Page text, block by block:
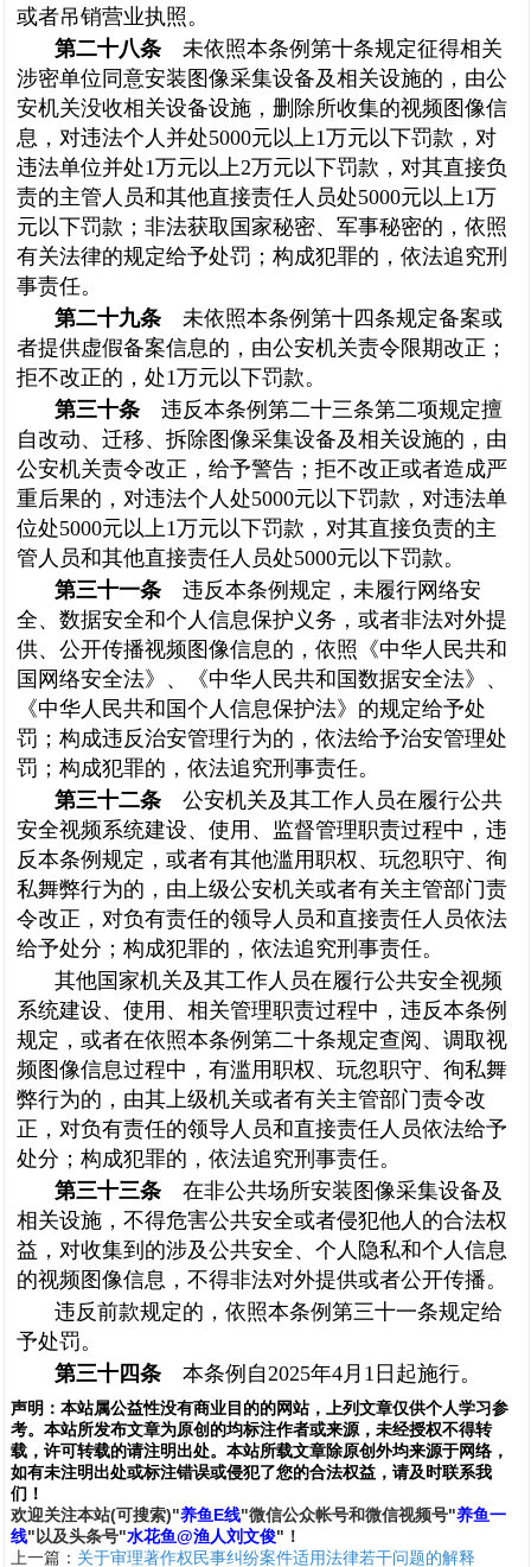
或者吊销营业执照。
第二十八条 未依照本条例第十条规定征得相关
涉密单位同意安装图像采集设备及相关设施的，由公
安机关没收相关设备设施，删除所收集的视频图像信
息，对违法个人并处5000元以上1万元以下罚款，对
违法单位并处1万元以上2万元以下罚款，对其直接负
责的主管人员和其他直接责任人员处5000元以上1万
元以下罚款；非法获取国家秘密、军事秘密的，依照
有关法律的规定给予处罚；构成犯罪的，依法追究刑
事责任。
第二十九条 未依照本条例第十四条规定备案或
者提供虚假备案信息的，由公安机关责令限期改正；
拒不改正的，处1万元以下罚款。
第三十条 违反本条例第二十三条第二项规定擅
自改动、迁移、拆除图像采集设备及相关设施的，由
公安机关责令改正，给予警告；拒不改正或者造成严
重后果的，对违法个人处5000元以下罚款，对违法单
位处5000元以上1万元以下罚款，对其直接负责的主
管人员和其他直接责任人员处5000元以下罚款。
第三十一条 违反本条例规定，未履行网络安
全、数据安全和个人信息保护义务，或者非法对外提
供、公开传播视频图像信息的，依照《中华人民共和
国网络安全法》、《中华人民共和国数据安全法》、
《中华人民共和国个人信息保护法》的规定给予处
罚；构成违反治安管理行为的，依法给予治安管理处
罚；构成犯罪的，依法追究刑事责任。
第三十二条 公安机关及其工作人员在履行公共
安全视频系统建设、使用、监督管理职责过程中，违
反本条例规定，或者有其他滥用职权、玩忽职守、徇
私舞弊行为的，由上级公安机关或者有关主管部门责
令改正，对负有责任的领导人员和直接责任人员依法
给予处分；构成犯罪的，依法追究刑事责任。
其他国家机关及其工作人员在履行公共安全视频
系统建设、使用、相关管理职责过程中，违反本条例
规定，或者在依照本条例第二十条规定查阅、调取视
频图像信息过程中，有滥用职权、玩忽职守、徇私舞
弊行为的，由其上级机关或者有关主管部门责令改
正，对负有责任的领导人员和直接责任人员依法给予
处分；构成犯罪的，依法追究刑事责任。
第三十三条 在非公共场所安装图像采集设备及
相关设施，不得危害公共安全或者侵犯他人的合法权
益，对收集到的涉及公共安全、个人隐私和个人信息
的视频图像信息，不得非法对外提供或者公开传播。
违反前款规定的，依照本条例第三十一条规定给
予处罚。
第三十四条 本条例自2025年4月1日起施行。
声明： 本站属公益性没有商业目的的网站，上列文章仅供个人学习参
考。本站所发布文章为原创的均标注作者或来源，未经授权不得转
载，许可转载的请注明出处。本站所载文章除原创外均来源于网络，
如有未注明出处或标注错误或侵犯了您的合法权益，请及时联系我
们 ！
欢迎关注本站(可搜索)"养鱼E线"微信公众帐号和微信视频号"养鱼一
线" 以及头条号"水花鱼@渔人刘文俊"！
上一篇： 关于审理著作权民事纠纷案件适用法律若干问题的解释